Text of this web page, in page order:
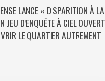
LANCE « DISPARITION À LA
JEU D’ENQUÊTE À CIEL OUVERT
LE QUARTIER AUTREMENT